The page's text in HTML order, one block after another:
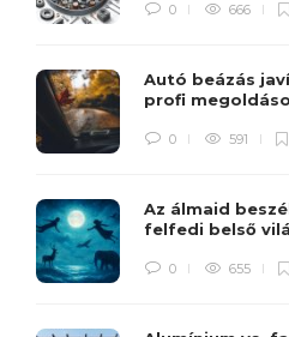
0 666
Autó beázás
profi
0 591
Az álmaid
felfedi belső
0 655